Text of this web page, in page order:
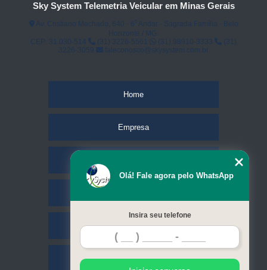
Sky System Telemetria Veicular em Minas Gerais
Home
Empresa
Contato
Mapa do site
Olá! Fale agora pelo WhatsApp
Insira seu telefone